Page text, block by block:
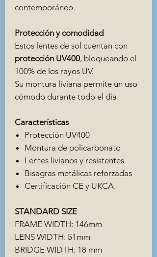
contemporáneo.
Protección y comodidad
Estos lentes de sol cuentan con
protección UV400, bloqueando el
100% de los rayos UV.
Su montura liviana permite un uso
cómodo durante todo el día.
Características
Protección UV400
Montura de policarbonato
Lentes livianos y resistentes
Bisagras metálicas reforzadas
Certificación CE y UKCA.
STANDARD SIZE
FRAME WIDTH: 146mm
LENS WIDTH: 51mm
BRIDGE WIDTH: 18 mm